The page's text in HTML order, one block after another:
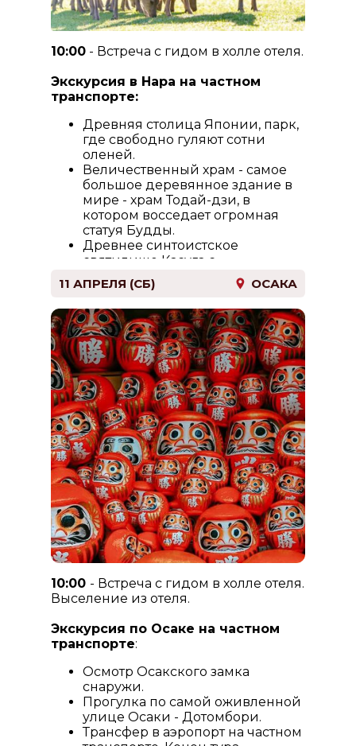
10:00 - Встреча с гидом в холле отеля.
Экскурсия в Нара на частном
транспорте:
Древняя столица Японии, парк,
где свободно гуляют сотни
оленей.
Величественный храм - самое
большое деревянное здание в
мире - храм Тодай-дзи, в
котором восседает огромная
статуя Будды.
Древнее синтоистское
святилище Касуга с
оранжевыми коридорами и
аллеями каменных фонарей.
Возвращение в отель.
10:00 - Встреча с гидом в холле отеля.
Выселение из отеля.
Экскурсия по Осаке на частном
транспорте:
Осмотр Осакского замка
снаружи.
Прогулка по самой оживленной
улице Осаки - Дотомбори.
Трансфер в аэропорт на частном
11 АПРЕЛЯ (СБ) ОСАКА